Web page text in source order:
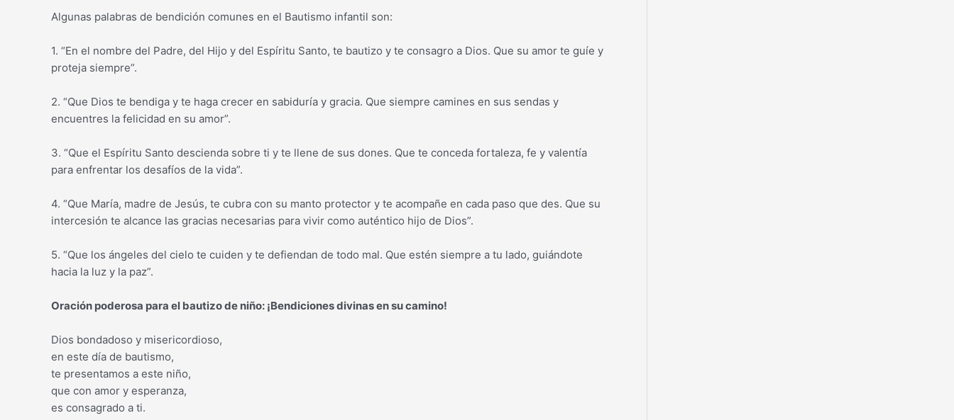
Algunas palabras de bendición comunes en el Bautismo infantil son:
1. “En el nombre del Padre, del Hijo y del Espíritu Santo, te bautizo y te consagro a Dios. Que su amor te guíe y
proteja siempre”.
2. “Que Dios te bendiga y te haga crecer en sabiduría y gracia. Que siempre camines en sus sendas y
encuentres la felicidad en su amor”.
3. “Que el Espíritu Santo descienda sobre ti y te llene de sus dones. Que te conceda fortaleza, fe y valentía
para enfrentar los desafíos de la vida”.
4. “Que María, madre de Jesús, te cubra con su manto protector y te acompañe en cada paso que des. Que su
intercesión te alcance las gracias necesarias para vivir como auténtico hijo de Dios”.
5. “Que los ángeles del cielo te cuiden y te defiendan de todo mal. Que estén siempre a tu lado, guiándote
hacia la luz y la paz”.
Oración poderosa para el bautizo de niño: ¡Bendiciones divinas en su camino!
Dios bondadoso y misericordioso,
en este día de bautismo,
te presentamos a este niño,
que con amor y esperanza,
es consagrado a ti.